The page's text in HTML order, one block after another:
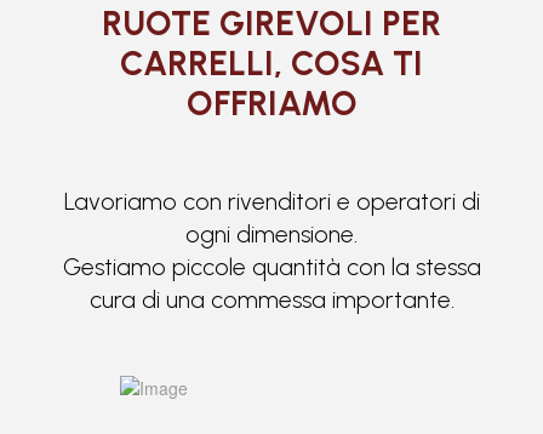
RUOTE GIREVOLI PER
CARRELLI, COSA TI
OFFRIAMO
Lavoriamo con rivenditori e operatori di
ogni dimensione.
Gestiamo piccole quantità con la stessa
cura di una commessa importante.